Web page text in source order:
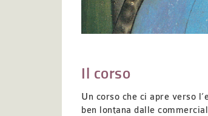
Il corso
Un corso che ci apre verso
ben lontana dalle